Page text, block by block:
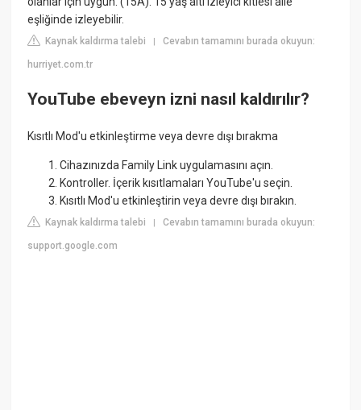
eşliğinde izleyebilir.
Kaynak kaldırma talebi |Cevabın tamamını burada okuyun:
hurriyet.com.tr
YouTube ebeveyn izni nasıl kaldırılır?
Kısıtlı Mod'u etkinleştirme veya devre dışı bırakma
Cihazınızda Family Link uygulamasını açın.
Kontroller. İçerik kısıtlamaları YouTube'u seçin.
Kısıtlı Mod'u etkinleştirin veya devre dışı bırakın.
Kaynak kaldırma talebi |Cevabın tamamını burada okuyun:
support.google.com